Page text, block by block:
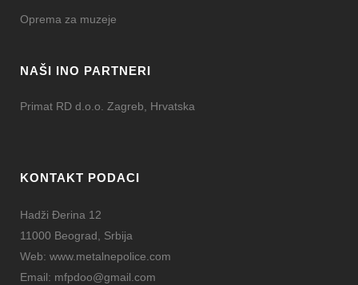
Oprema za muzeje
NAŠI INO PARTNERI
Primat RD d.o.o. Zagreb, Hrvatska
KONTAKT PODACI
Hadži Đerina 12
11000 Beograd, Srbija
Web: www.metalnepolice.com
Email: mfpdoo@gmail.com